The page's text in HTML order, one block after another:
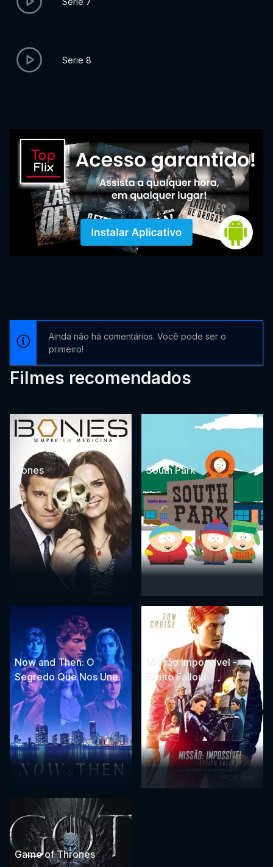
Serie 8
Ainda não há comentários. Você pode ser o
primeiro!
Filmes recomendados
Bones South Park
Now and Then: O
Segredo Que Nos Une
Missão Impossível -
Efeito Fallout
Game of Thrones